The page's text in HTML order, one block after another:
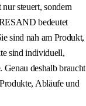
steuert, sondern
bedeutet
sind nah am Produkt,
sind individuell,
Genau deshalb braucht
Abläufe und